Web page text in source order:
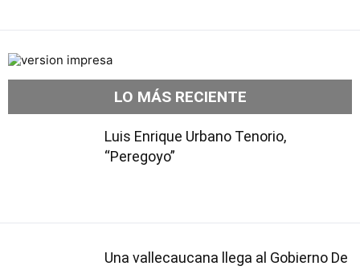
LO MÁS RECIENTE
Luis Enrique Urbano Tenorio,
“Peregoyo”
Una vallecaucana llega al Gobierno De